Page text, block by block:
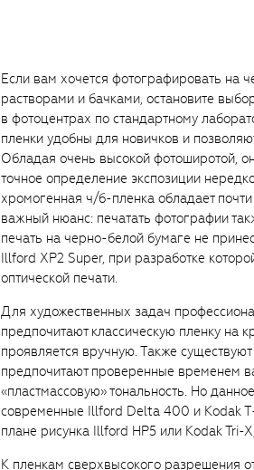
Если вам хочется фотографировать на
растворами и бачками, остановите
в фотоцентрах по стандартному
пленки удобны для новичков и
Обладая очень высокой фотоширотой,
точное определение экспозиции
хромогенная ч/б-пленка обладает
важный нюанс: печатать фотографии
печать на черно-белой бумаге не
Illford XP2 Super, при разработке
оптической печати.
Для художественных задач
предпочитают классическую пленку на
проявляется вручную. Также
предпочитают проверенные временем
«пластмассовую» тональность. Но
современные Illford Delta 400 и Kodak T-
плане рисунка Illford HP5 или Kodak
К пленкам сверхвысокого разрешения